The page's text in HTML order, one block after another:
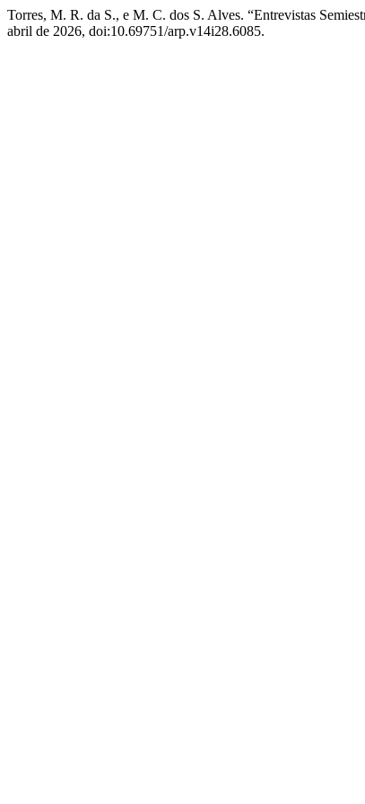
Torres, M. R. da S., e M. C. dos S. Alves. “Entrevistas
abril de 2026, doi:10.69751/arp.v14i28.6085.